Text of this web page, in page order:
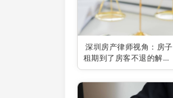
深圳房产律师视角：房子
租期到了房客不退的解决
之道